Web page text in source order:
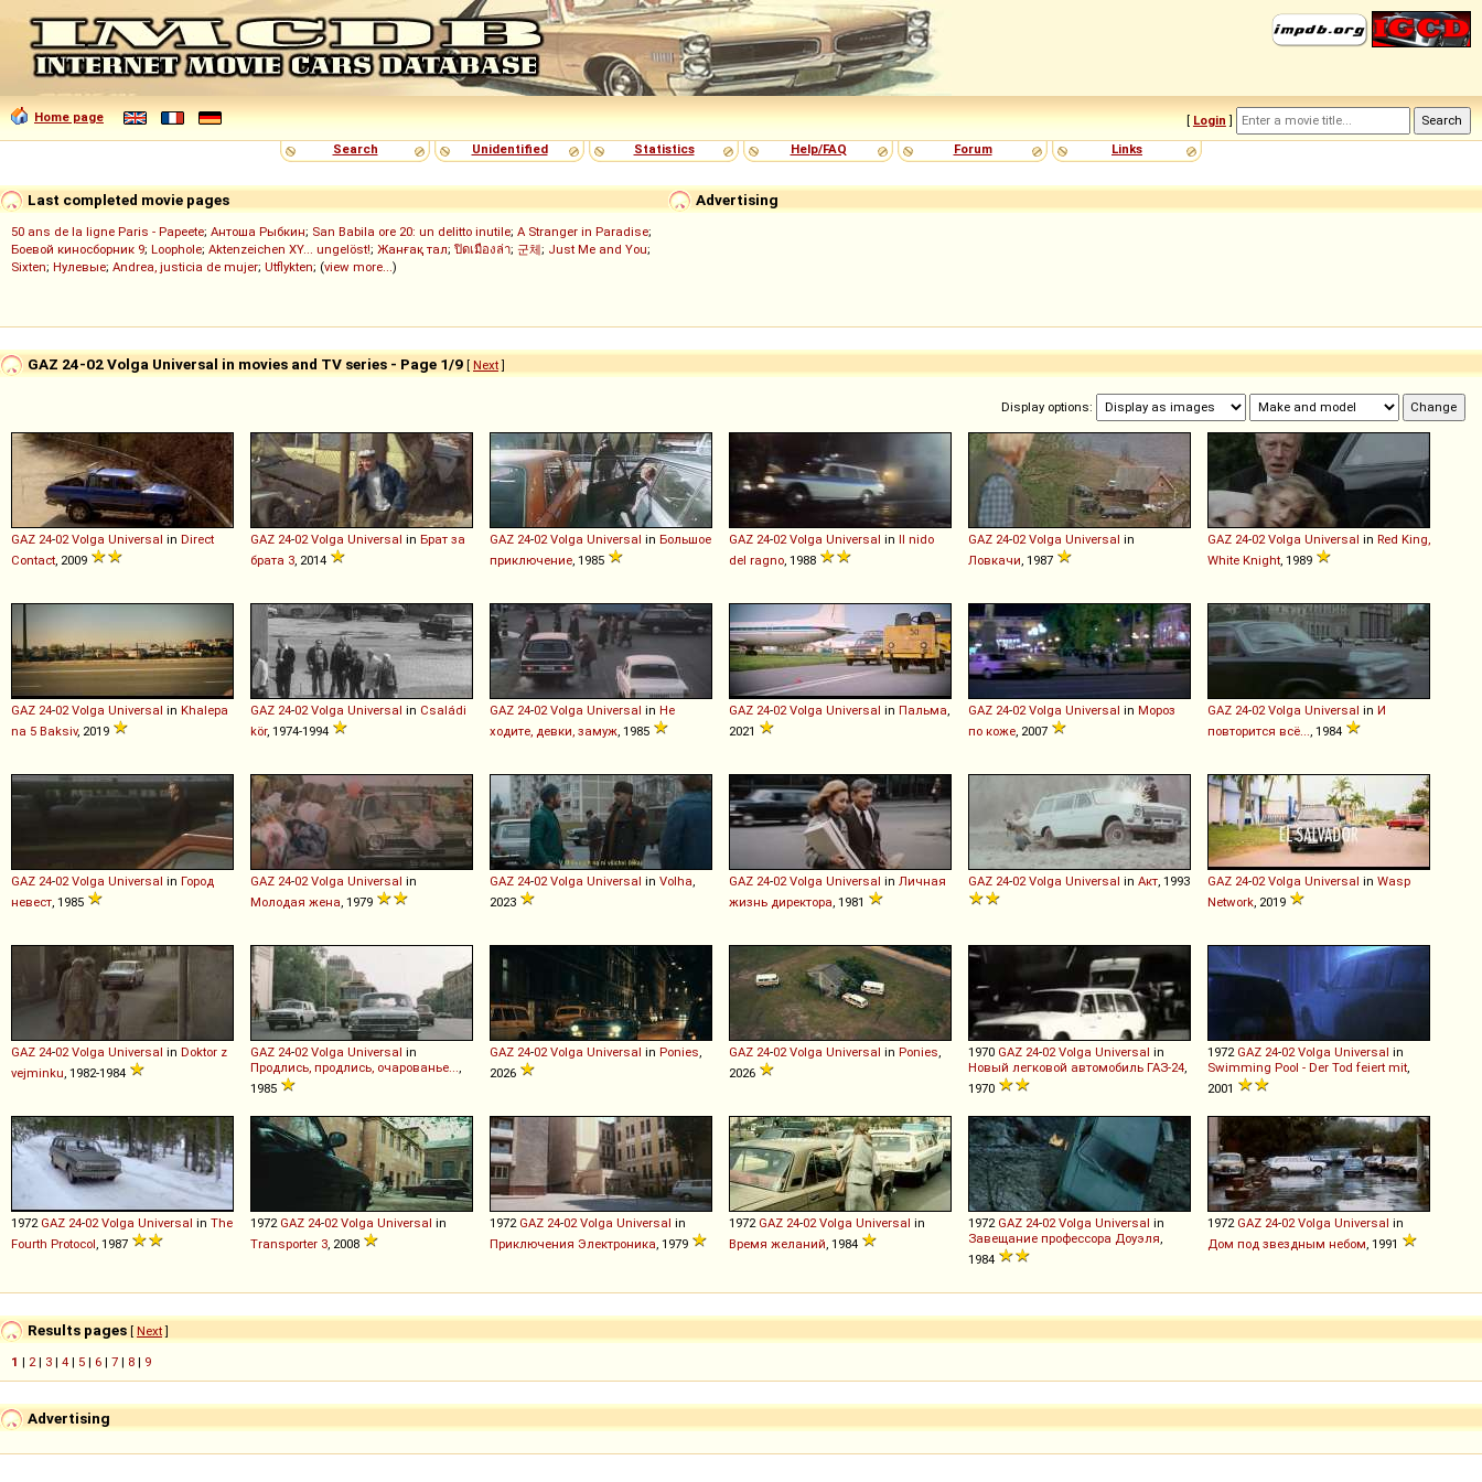
Home page [ Login ]
Search
Unidentified Statistics Help/FAQ Forum Links
Advertising
Last completed movie pages
50 ans de la ligne Paris - Papeete; Антоша Рыбкин; San Babila ore 20: un delitto inutile; A Stranger in Paradise;
Боевой киносборник 9; Loophole; Aktenzeichen XY... ungelöst!; Жанғақ тал; ปิดเมืองล่า; 군체; Just Me and You;
Sixten; Нулевые; Andrea, justicia de mujer; Utflykten; (view more...)
GAZ 24-02 Volga Universal in movies and TV series - Page 1/9 [ Next]
Display options:
GAZ 24-02 Volga Universal in Direct
Contact , 2009
GAZ 24-02 Volga Universal in Брат за
брата 3 , 2014
GAZ 24-02 Volga Universal in Большое
приключение , 1985
GAZ 24-02 Volga Universal in Il nido
del ragno , 1988
GAZ 24-02 Volga Universal in
Ловкачи , 1987
GAZ 24-02 Volga Universal in Red King,
White Knight , 1989
GAZ 24-02 Volga Universal in Khalepa
na 5 Baksiv, 2019
GAZ 24-02 Volga Universal in Családi
kör, 1974-1994
GAZ 24-02 Volga Universal in Не
ходите, девки, замуж , 1985
GAZ 24-02 Volga Universal in Пальма
2021
GAZ 24-02 Volga Universal in Мороз
по коже , 2007
GAZ 24-02 Volga Universal in И
повторится всё...
, 1984
GAZ 24-02 Volga Universal in Город
невест , 1985
GAZ 24-02 Volga Universal in
Молодая жена , 1979
GAZ 24-02 Volga Universal in Volha
2023
GAZ 24-02 Volga Universal in Личная
жизнь директора , 1981
GAZ 24-02 Volga Universal in Акт , 1993 GAZ 24-02 Volga Universal in Wasp
Network , 2019
GAZ 24-02 Volga Universal in Doktor z
vejminku , 1982-1984
GAZ 24-02 Volga Universal in
Продлись, продлись, очарованье...
1985
GAZ 24-02 Volga Universal in Ponies
2026
GAZ 24-02 Volga Universal in Ponies
2026
1970 GAZ 24-02 Volga Universal in
Новый легковой автомобиль ГАЗ-24
1970
1972 GAZ 24-02 Volga Universal in
Swimming Pool - Der Tod feiert mit
2001
1972 GAZ 24-02 Volga Universal in The
Fourth Protocol , 1987
1972 GAZ 24-02 Volga Universal in
Transporter 3 , 2008
1972 GAZ 24-02 Volga Universal in
Приключения Электроника , 1979
1972 GAZ 24-02 Volga Universal in
Время желаний , 1984
1972 GAZ 24-02 Volga Universal in
Завещание профессора Доуэля
1984
1972 GAZ 24-02 Volga Universal in
Дом под звездным небом , 1991
Results pages [ Next]
1 | 2 | 3 | 4 | 5 | 6 | 7 | 8 | 9
Advertising